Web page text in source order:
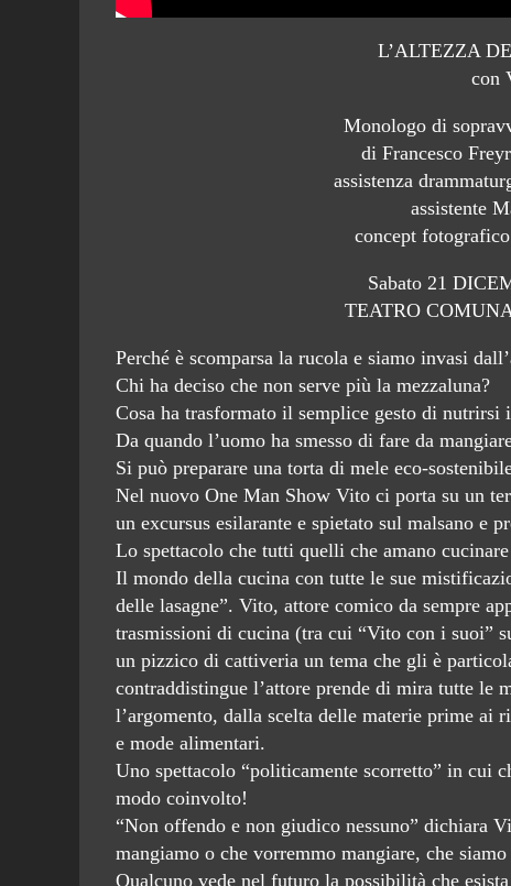
L’ALTEZZA
con
Monologo di
di Francesco
assistenza
assistente
concept
Sabato 21
TEATRO
Perché è scomparsa la rucola e siamo invasi
Chi ha deciso che non serve più la mezzaluna?
Cosa ha trasformato il semplice gesto di nutrirsi
Da quando l’uomo ha smesso di fare da
Si può preparare una torta di mele eco-
Nel nuovo One Man Show Vito ci porta su un
un excursus esilarante e spietato sul malsano e
Lo spettacolo che tutti quelli che amano
Il mondo della cucina con tutte le sue
delle lasagne”. Vito, attore comico da sempre
trasmissioni di cucina (tra cui “Vito con i suoi”
un pizzico di cattiveria un tema che gli è
contraddistingue l’attore prende di mira tutte le
l’argomento, dalla scelta delle materie prime ai
e mode alimentari.
Uno spettacolo “politicamente scorretto” in cui
modo coinvolto!
“Non offendo e non giudico nessuno” dichiara
mangiamo o che vorremmo mangiare, che
Qualcuno vede nel futuro la possibilità che